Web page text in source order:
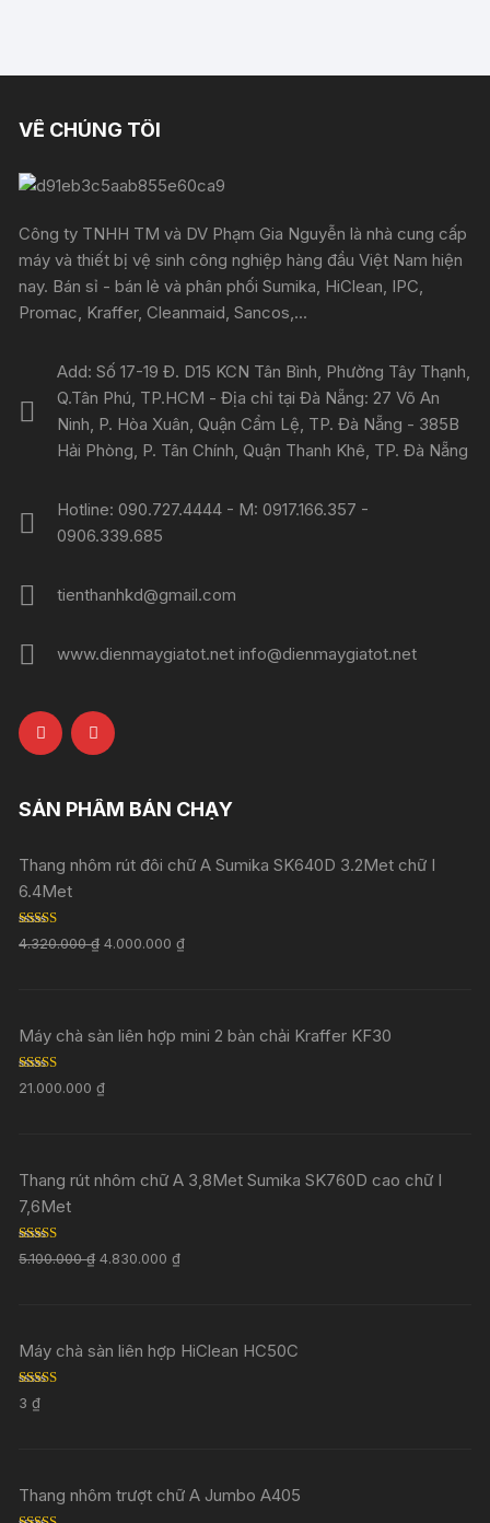
VỀ CHÚNG TÔI
Công ty TNHH TM và DV Phạm Gia Nguyễn là nhà cung cấp
máy và thiết bị vệ sinh công nghiệp hàng đầu Việt Nam hiện
nay. Bán sỉ - bán lẻ và phân phối Sumika, HiClean, IPC,
Promac, Kraffer, Cleanmaid, Sancos,...
Add: Số 17-19 Đ. D15 KCN Tân Bình, Phường Tây Thạnh,
Q.Tân Phú, TP.HCM - Địa chỉ tại Đà Nẵng: 27 Võ An
Ninh, P. Hòa Xuân, Quận Cẩm Lệ, TP. Đà Nẵng - 385B
Hải Phòng, P. Tân Chính, Quận Thanh Khê, TP. Đà Nẵng
Hotline: 090.727.4444 - M: 0917.166.357 -
0906.339.685
tienthanhkd@gmail.com
www.dienmaygiatot.net info@dienmaygiatot.net
SẢN PHẨM BÁN CHẠY
Thang nhôm rút đôi chữ A Sumika SK640D 3.2Met chữ I
6.4Met
Rated 5.00
out of 5
4.320.000₫ 4.000.000₫
Máy chà sàn liên hợp mini 2 bàn chải Kraffer KF30
Rated5.00
out of 5
21.000.000₫
Thang rút nhôm chữ A 3,8Met Sumika SK760D cao chữ I
7,6Met
Rated5.00
out of 5
5.100.000₫ 4.830.000₫
Máy chà sàn liên hợp HiClean HC50C
Rated
out of 5
3₫
Thang nhôm trượt chữ A Jumbo A405